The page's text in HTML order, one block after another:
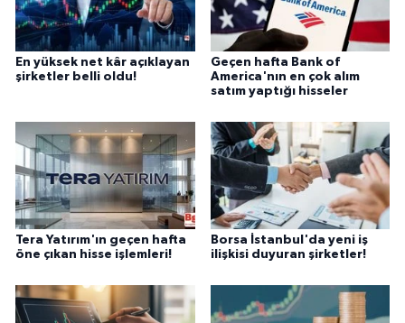
En yüksek net kâr açıklayan
şirketler belli oldu!
Geçen hafta Bank of
America'nın en çok alım
satım yaptığı hisseler
Tera Yatırım'ın geçen hafta
öne çıkan hisse işlemleri!
Borsa İstanbul'da yeni iş
ilişkisi duyuran şirketler!